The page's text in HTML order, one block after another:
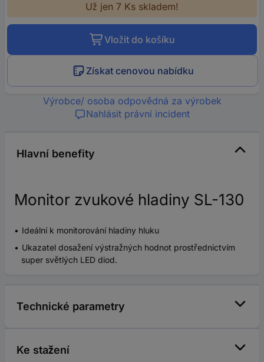
Už jen 7 Ks skladem!
Vložit do košíku
Získat cenovou nabídku
Výrobce/ osoba odpovědná za výrobek
Nahlásit právní incident
Hlavní benefity
Monitor zvukové hladiny SL-130
Ideální k monitorování hladiny hluku
Ukazatel dosažení výstražných hodnot prostřednictvím
super světlých LED diod.
Technické parametry
Ke stažení